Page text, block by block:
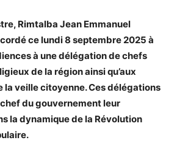
Rimtalba Jean Emmanuel
ce lundi 8 septembre 2025 à
à une délégation de chefs
de la région ainsi qu’aux
la veille citoyenne. Ces délégations
du gouvernement leur
la dynamique de la Révolution